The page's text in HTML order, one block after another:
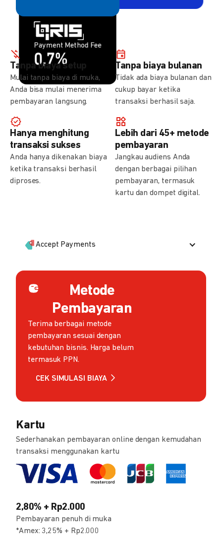
Payment Method Fee
0,7%
Payment Method Fee
1,5%
Tanpa biaya setup
Mulai tanpa biaya di muka,
Anda bisa mulai menerima
pembayaran langsung.
Tanpa biaya bulanan
Tidak ada biaya bulanan dan
cukup bayar ketika
transaksi berhasil saja.
Hanya menghitung
transaksi sukses
Anda hanya dikenakan biaya
ketika transaksi berhasil
diproses.
Lebih dari 45+ metode
pembayaran
Jangkau audiens Anda
dengan berbagai pilihan
pembayaran, termasuk
kartu dan dompet digital.
Accept Payments
Metode
Pembayaran
Terima berbagai metode
pembayaran sesuai dengan
kebutuhan bisnis. Harga belum
termasuk PPN.
CEK SIMULASI BIAYA
Kartu
Sederhanakan pembayaran online dengan kemudahan
transaksi menggunakan kartu
2,80% + Rp2.000
Pembayaran penuh di muka
*Amex: 3,25% + Rp2.000